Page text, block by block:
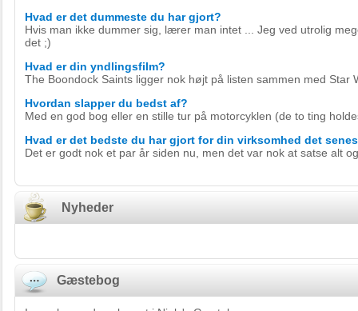
Hvad er det dummeste du har gjort?
Hvis man ikke dummer sig, lærer man intet ... Jeg ved utrolig
det ;)
Hvad er din yndlingsfilm?
The Boondock Saints ligger nok højt på listen sammen med Star
Hvordan slapper du bedst af?
Med en god bog eller en stille tur på motorcyklen (de to ting
Hvad er det bedste du har gjort for din virksomhed det
Det er godt nok et par år siden nu, men det var nok at satse alt
Nyheder
Gæstebog